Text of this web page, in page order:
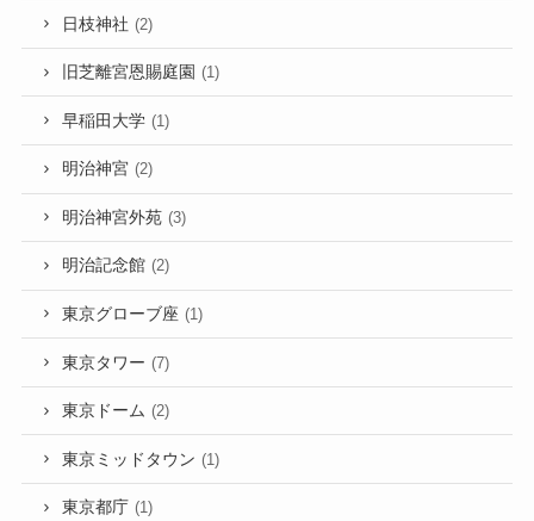
日枝神社 (2)
旧芝離宮恩賜庭園 (1)
早稲田大学 (1)
明治神宮 (2)
明治神宮外苑 (3)
明治記念館 (2)
東京グローブ座 (1)
東京タワー (7)
東京ドーム (2)
東京ミッドタウン (1)
東京都庁 (1)